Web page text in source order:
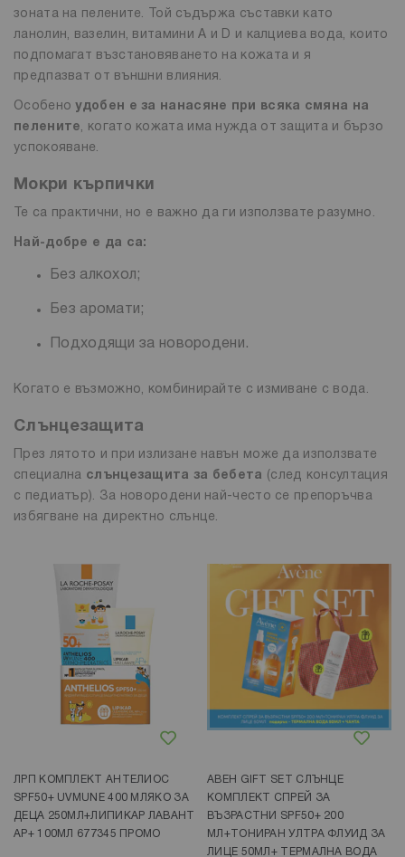
зоната на пелените. Той съдържа съставки като
ланолин, вазелин, витамини A и D и калциева вода, които
подпомагат възстановяването на кожата и я
предпазват от външни влияния.
Особеноудобен е за нанасяне при всяка смяна на
пелените, когато кожата има нужда от защита и бързо
успокояване.
Мокри кърпички
Те са практични, но е важно да ги използвате разумно.
Най-добре е да са:
Без алкохол;
Без аромати;
Подходящи за новородени.
Когато е възможно, комбинирайте с измиване с вода.
Слънцезащита
През лятото и при излизане навън може да използвате
специална слънцезащита за бебета (след консултация
с педиатър). За новородени най-често се препоръчва
избягване на директно слънце.
ЛРП КОМПЛЕКТ АНТЕЛИОС
SPF50+ UVMUNE 400 МЛЯКО ЗА
ДЕЦА 250МЛ+ЛИПИКАР ЛАВАНТ
AP+ 100МЛ 677345 ПРОМО
АВЕН GIFT SET СЛЪНЦЕ
КОМПЛЕКТ СПРЕЙ ЗА
ВЪЗРАСТНИ SPF50+ 200
МЛ+ТОНИРАН УЛТРА ФЛУИД ЗА
ЛИЦЕ 50МЛ+ ТЕРМАЛНА ВОДА